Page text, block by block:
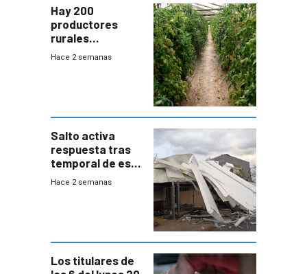
Hay 200
productores
rurales
afectados tras
Hace 2 semanas
Salto activa
respuesta tras
temporal de este
sábado con
Hace 2 semanas
Los titulares de